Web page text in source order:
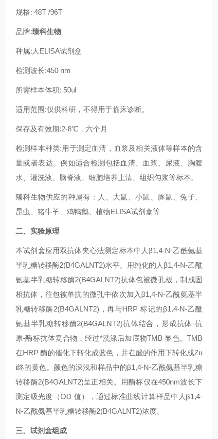
规格: 48T /96T
品牌:臻科生物
种属:人ELISA试剂盒
检测波长:450 nm
所需样本体积: 50ul
适用范围:仅供科研，不得用于临床诊断。
保存及有效期:2-8℃，六个月
检测样本种类:用于测定血清，血浆及相关液体等样本的含
量或者表达。例如适合检测包括血清、血浆、尿液、胸腹
水、灌洗液、脑脊液、细胞培养上清、组织匀浆等标本。
臻科生物供应的种属有：人、大鼠、小鼠、豚鼠、兔子、
昆虫、猪牛羊、鸡鸭鹅、植物ELISA试剂盒等
二、实验原理
本试剂盒应用双抗体夹心法测定标本中人β1,4-N-乙酰氨基
半乳糖转移酶2(B4GALNT2)水平。用纯化的人β1,4-N-乙酰
氨基半乳糖转移酶2(B4GALNT2)抗体包被微孔板，制成固
相抗体，往包被单抗的微孔中依次加入β1,4-N-乙酰氨基半
乳糖转移酶2(B4GALNT2)，再与HRP 标记的β1,4-N-乙酰
氨基半乳糖转移酶2(B4GALNT2)抗体结合，形成抗体-抗
原-酶标抗体复合物，经过*洗涤后加底物TMB 显色。TMB
在HRP 酶的催化下转化成蓝色，并在酸的作用下转化成Zu
i终的黄色。颜色的深浅和样品中的β1,4-N-乙酰氨基半乳糖
转移酶2(B4GALNT2)呈正相关。用酶标仪在450nm波长下
测定吸光度（OD 值），通过标准曲线计算样品中人β1,4-
N-乙酰氨基半乳糖转移酶2(B4GALNT2)浓度。
三、试剂盒组成